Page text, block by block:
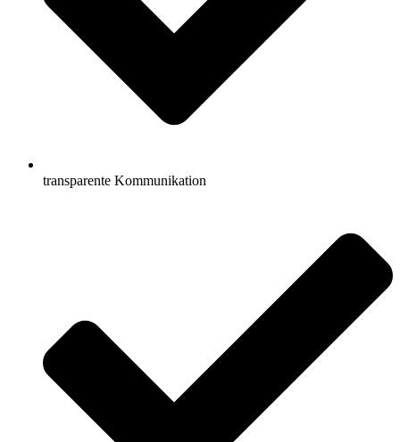
transparente Kommunikation